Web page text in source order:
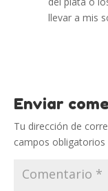
llevar a mis
Enviar
Tu dirección de
campos